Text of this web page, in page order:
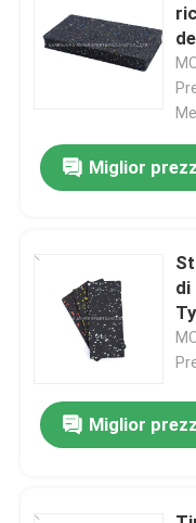
Video
Visita alla fabbrica
Contattaci
Casi
Chiedi un preventivo
Miglior
di
Miglior